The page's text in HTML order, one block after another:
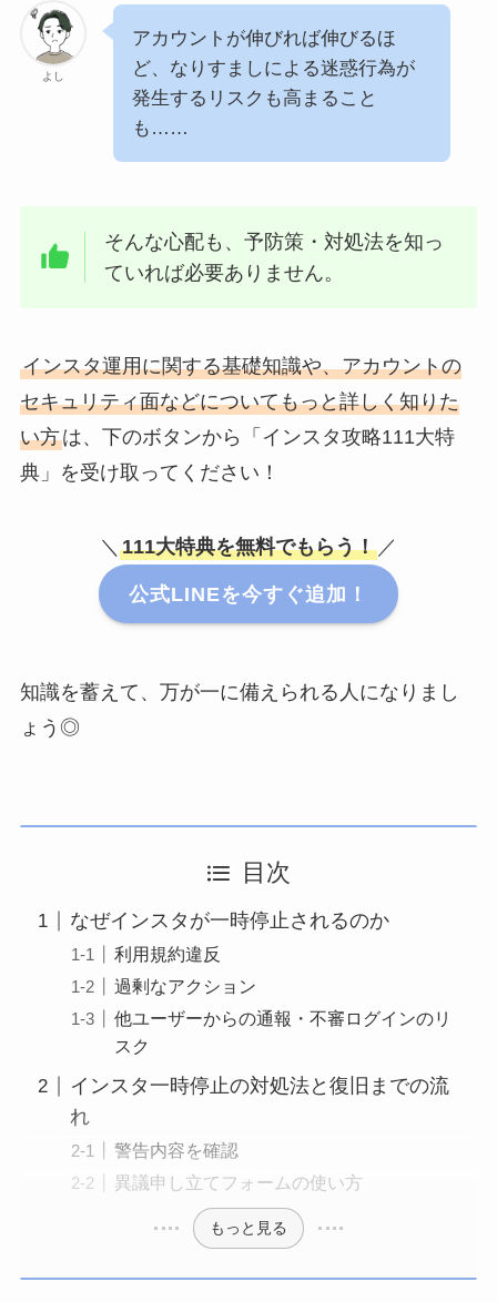
よし
アカウントが伸びれば伸びるほ
ど、なりすましによる迷惑行為が
発生するリスクも高まること
も……
そんな心配も、予防策・対処法を知っ
ていれば必要ありません。
インスタ運用に関する基礎知識や、アカウントの
セキュリティ面などについてもっと詳しく知りた
い方は、下のボタンから「インスタ攻略111大特
典」を受け取ってください！
＼ 111大特典を無料でもらう！ ／
公式LINEを今すぐ追加！
知識を蓄えて、万が一に備えられる人になりまし
ょう◎
目次
なぜインスタが一時停止されるのか
利用規約違反
過剰なアクション
他ユーザーからの通報・不審ログインのリ
スク
インスタ一時停止の対処法と復旧までの流
れ
警告内容を確認
異議申し立てフォームの使い方
もっと見る